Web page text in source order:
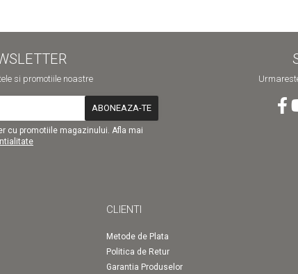
si promotiile noastre
cu promotiile magazinului. Afla mai
CLIENTI
Metode de Plata
Politica de Retur
Garantia Produselor